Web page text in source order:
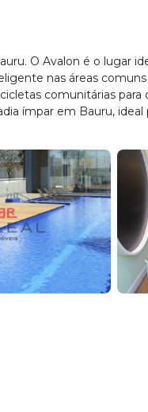
O Avalon é o lugar
nas áreas
comunitárias
ímpar em Bauru,